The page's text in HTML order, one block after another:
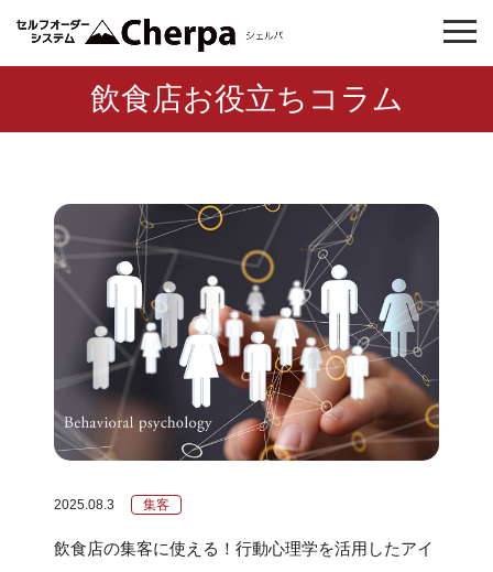
飲食店お役立ちコラム
2025.08.3 集客
飲食店の集客に使える！行動心理学を活用したアイ